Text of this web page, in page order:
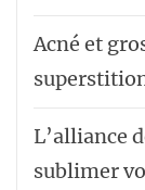
Acné et
L’alliance
sublimer